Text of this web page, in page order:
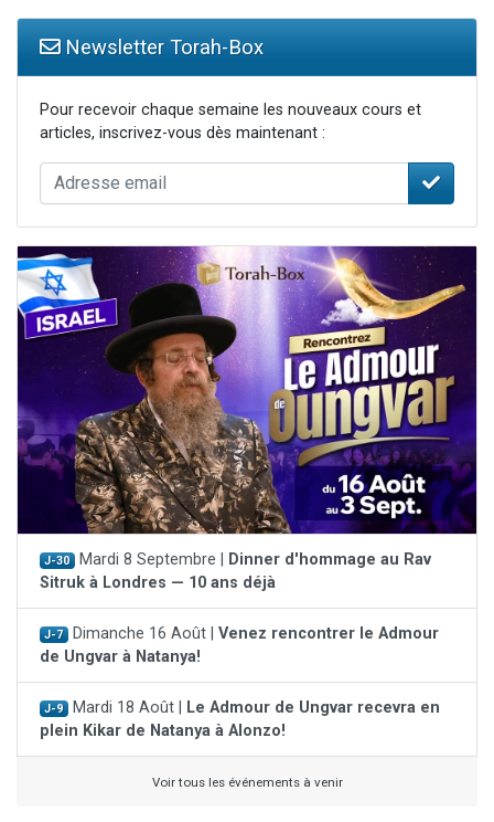
Newsletter Torah-Box
Pour recevoir chaque semaine les nouveaux cours et
articles, inscrivez-vous dès maintenant :
J-30 Mardi 8 Septembre |
Dinner d'hommage au Rav
Sitruk à Londres — 10 ans déjà
J-7 Dimanche 16 Août | Venez rencontrer le Admour
de Ungvar à Natanya!
J-9 Mardi 18 Août |
Le Admour de Ungvar recevra en
plein Kikar de Natanya à Alonzo!
Voir tous les événements à venir